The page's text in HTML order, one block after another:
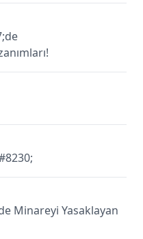
Minareyi Yasaklayan